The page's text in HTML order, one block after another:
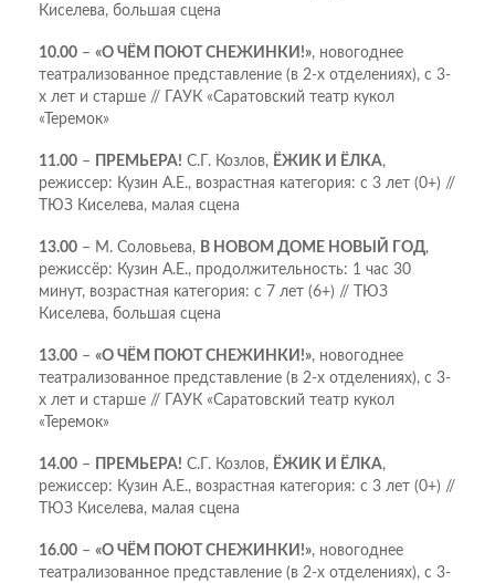
Киселева, большая сцена
10.00 – «О ЧЁМ ПОЮТ СНЕЖИНКИ!», новогоднее
театрализованное представление (в 2-х отделениях), с 3-
х лет и старше // ГАУК «Саратовский театр кукол
«Теремок»
11.00 – ПРЕМЬЕРА! С.Г. Козлов, ЁЖИК И ЁЛКА,
режиссер: Кузин А.Е., возрастная категория: с 3 лет (0+) //
ТЮЗ Киселева, малая сцена
13.00 – М. Соловьева, В НОВОМ ДОМЕ НОВЫЙ ГОД,
режиссёр: Кузин А.Е., продолжительность: 1 час 30
минут, возрастная категория: с 7 лет (6+) // ТЮЗ
Киселева, большая сцена
13.00 – «О ЧЁМ ПОЮТ СНЕЖИНКИ!», новогоднее
театрализованное представление (в 2-х отделениях), с 3-
х лет и старше // ГАУК «Саратовский театр кукол
«Теремок»
14.00 – ПРЕМЬЕРА! С.Г. Козлов, ЁЖИК И ЁЛКА,
режиссер: Кузин А.Е., возрастная категория: с 3 лет (0+) //
ТЮЗ Киселева, малая сцена
16.00 – «О ЧЁМ ПОЮТ СНЕЖИНКИ!», новогоднее
театрализованное представление (в 2-х отделениях), с 3-